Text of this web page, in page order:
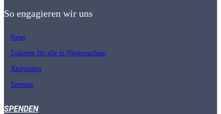
So engagieren wir uns
News
Toiletten für alle in Nieder­sachsen
Aktivitäten
Termine
SPENDEN